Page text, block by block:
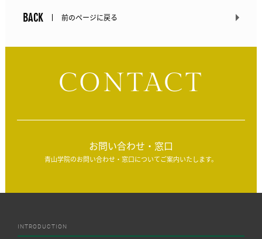
BACK 前のページに戻る
CONTACT
お問い合わせ・窓口
青山学院のお問い合わせ・窓口についてご案内いたします。
INTRODUCTION